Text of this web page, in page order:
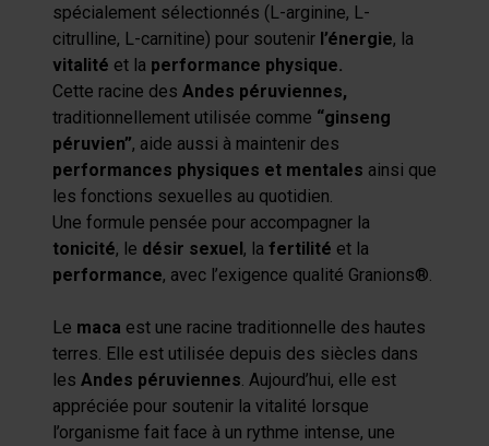
spécialement sélectionnés (L-arginine, L-
citrulline, L-carnitine) pour soutenir l’énergie, la
vitalité et la performance physique.
Cette racine des Andes péruviennes,
traditionnellement utilisée comme “ginseng
péruvien”, aide aussi à maintenir des
performances physiques et mentales ainsi que
les fonctions sexuelles au quotidien.
Une formule pensée pour accompagner la
tonicité, le désir sexuel, la fertilité et la
performance, avec l’exigence qualité Granions®.
Le maca est une racine traditionnelle des hautes
terres. Elle est utilisée depuis des siècles dans
les Andes péruviennes. Aujourd’hui, elle est
appréciée pour soutenir la vitalité lorsque
l’organisme fait face à un rythme intense, une